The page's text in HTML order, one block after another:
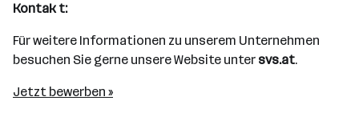
Kontak t:
Für weitere Informationen zu unserem Unternehmen
besuchen Sie gerne unsere Website unter svs.at.
Jetzt bewerben »